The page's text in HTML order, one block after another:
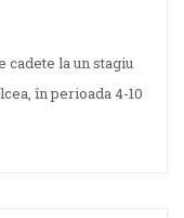
cadete la un stagiu
în perioada 4-10